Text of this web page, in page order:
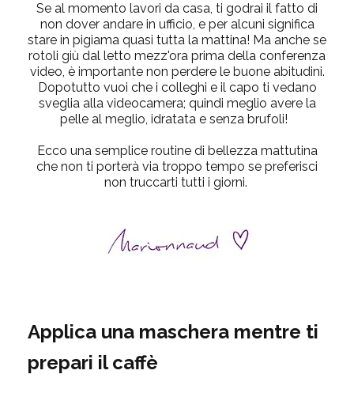
Se al momento lavori da casa, ti godrai il fatto di
non dover andare in ufficio, e per alcuni significa
stare in pigiama quasi tutta la mattina! Ma anche se
rotoli giù dal letto mezz'ora prima della conferenza
video, è importante non perdere le buone abitudini.
Dopotutto vuoi che i colleghi e il capo ti vedano
sveglia alla videocamera; quindi meglio avere la
pelle al meglio, idratata e senza brufoli!
Ecco una semplice routine di bellezza mattutina
che non ti porterà via troppo tempo se preferisci
non truccarti tutti i giorni.
Applica una maschera mentre ti
prepari il caffè